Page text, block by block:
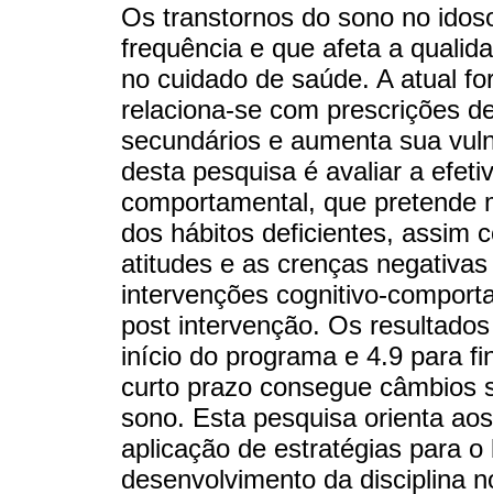
Os transtornos do sono no
frequência e que afeta a
no cuidado de saúde. A atual
relaciona-se com prescrições
secundários e aumenta sua
desta pesquisa é avaliar a
comportamental, que pretende
dos hábitos deficientes, assim
atitudes e as crenças
intervenções cognitivo-
post intervenção. Os
início do programa e 4.9 para
curto prazo consegue câmbios
sono. Esta pesquisa orienta
aplicação de estratégias para
desenvolvimento da disciplina